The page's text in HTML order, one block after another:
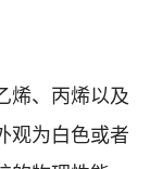
烯、丙烯以及
观为白色或者